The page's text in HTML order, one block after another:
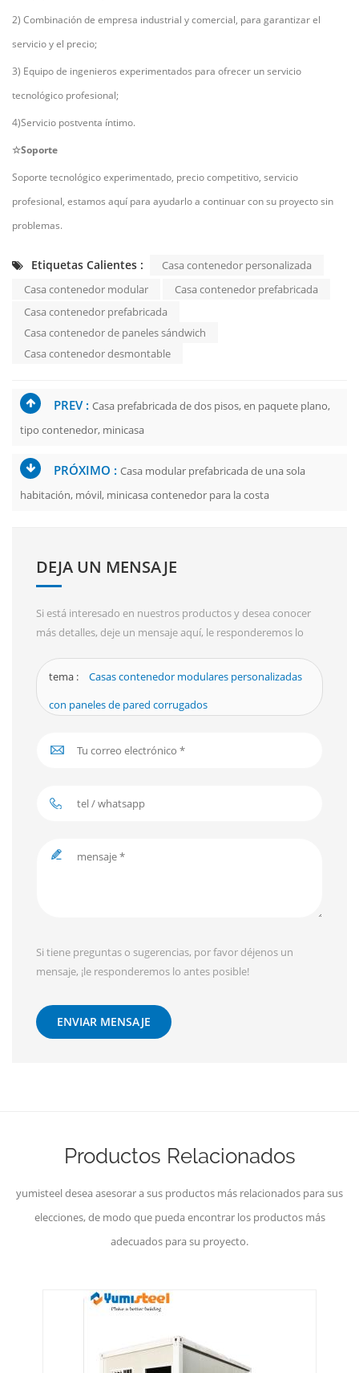
2) Combinación de empresa industrial y comercial, para garantizar el
servicio y el precio;
3) Equipo de ingenieros experimentados para ofrecer un servicio
tecnológico profesional;
4)Servicio postventa íntimo.
☆Soporte
Soporte tecnológico experimentado, precio competitivo, servicio
profesional, estamos aquí para ayudarlo a continuar con su proyecto sin
problemas.
Etiquetas Calientes :
Casa contenedor personalizada
Casa contenedor modular
Casa contenedor prefabricada
Casa contenedor prefabricada
Casa contenedor de paneles sándwich
Casa contenedor desmontable
PREV : Casa prefabricada de dos pisos, en paquete plano,
tipo contenedor, minicasa
PRÓXIMO : Casa modular prefabricada de una sola
habitación, móvil, minicasa contenedor para la costa
DEJA UN MENSAJE
Si está interesado en nuestros productos y desea conocer
más detalles, deje un mensaje aquí, le responderemos lo
tema :
Casas contenedor modulares personalizadas
con paneles de pared corrugados
Si tiene preguntas o sugerencias, por favor déjenos un
mensaje, ¡le responderemos lo antes posible!
ENVIAR MENSAJE
Productos Relacionados
yumisteel desea asesorar a sus productos más relacionados para sus
elecciones, de modo que pueda encontrar los productos más
adecuados para su proyecto.